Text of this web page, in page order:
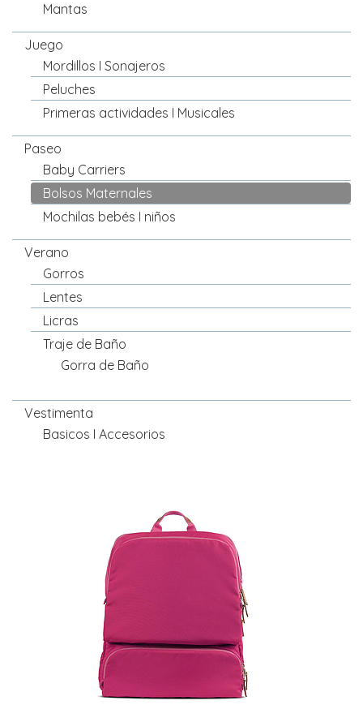
Mantas
Juego
Mordillos I Sonajeros
Peluches
Primeras actividades I Musicales
Paseo
Baby Carriers
Bolsos Maternales
Mochilas bebés I niños
Verano
Gorros
Lentes
Licras
Traje de Baño
Gorra de Baño
Vestimenta
Basicos I Accesorios